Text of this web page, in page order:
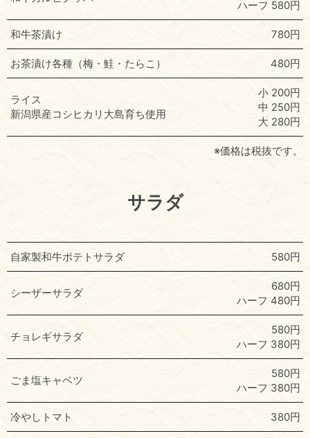
ハーフ 580円
和牛茶漬け 780円
お茶漬け各種（梅・鮭・たらこ） 480円
ライス
新潟県産コシヒカリ大島育ち使用
小 200円
中 250円
大 280円
※価格は税抜です。
サラダ
自家製和牛ポテトサラダ 580円
シーザーサラダ
680円
ハーフ 480円
チョレギサラダ
580円
ハーフ 380円
ごま塩キャベツ
580円
ハーフ 380円
冷やしトマト 380円